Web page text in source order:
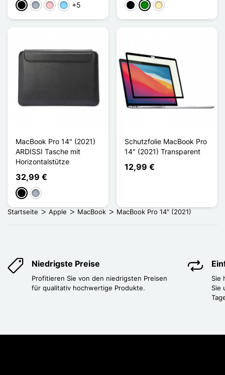
Schwarz
GrauPinkHellblau
+5 Schwarz
GrünHellbraun
MacBook Pro 14" (2021)
ARDISSI Tasche mit
Horizontalstütze
32,99 €
Schwarz
Grau
Schutzfolie MacBook Pro
14" (2021) Transparent
12,99 €
Startseite Apple MacBook MacBook Pro 14" (2021)
Niedrigste Preise
Profitieren Sie von den niedrigsten Preisen
für qualitativ hochwertige Produkte.
Sie
Sie